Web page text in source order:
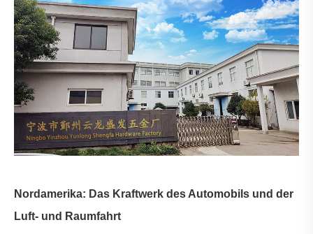
Nordamerika: Das Kraftwerk des Automobils und der
Luft- und Raumfahrt